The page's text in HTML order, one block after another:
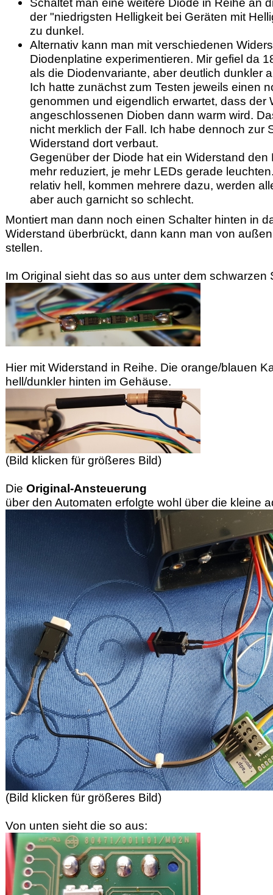
der "niedrigsten Helligkeit bei Geräten mit
zu dunkel.
Alternativ kann man mit verschiedenen
Diodenplatine experimentieren. Mir gefiel da
als die Diodenvariante, aber deutlich dunkler
Ich hatte zunächst zum Testen jeweils einen
genommen und eigendlich erwartet, dass der
angeschlossenen Dioben dann warm wird.
nicht merklich der Fall. Ich habe dennoch zur
Widerstand dort verbaut.
Gegenüber der Diode hat ein Widerstand
mehr reduziert, je mehr LEDs gerade
relativ hell, kommen mehrere dazu, werden
aber auch garnicht so schlecht.
Montiert man dann noch einen Schalter hinten in
Widerstand überbrückt, dann kann man von
stellen.
Im Original sieht das so aus unter dem schwarzen
Hier mit Widerstand in Reihe. Die orange/blauen
hell/dunkler hinten im Gehäuse.
(Bild klicken für größeres Bild)
Die Original-Ansteuerung
über den Automaten erfolgte wohl über die kleine
(Bild klicken für größeres Bild)
Von unten sieht die so aus: